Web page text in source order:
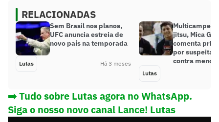
RELACIONADAS
Sem Brasil nos planos,
UFC anuncia estreia de
novo país na temporada
Lutas Há 3 meses
jitsu, Mica
comenta
por suspeita
contra
Lutas
➡️ Tudo sobre Lutas agora no WhatsApp.
Siga o nosso novo canal Lance! Lutas